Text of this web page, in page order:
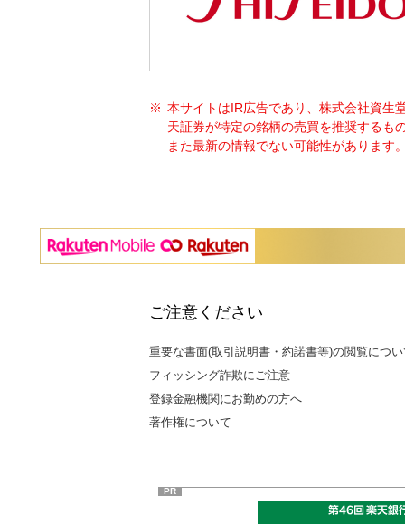
本サイトはIR広告であり、株式会社資生
天証券が特定の銘柄の売買を推奨するも
また最新の情報でない可能性があります
ご注意ください
重要な書面(取引説明書・約諾書等)の閲覧につ
フィッシング詐欺にご注意
登録金融機関にお勤めの方へ
著作権について
PR